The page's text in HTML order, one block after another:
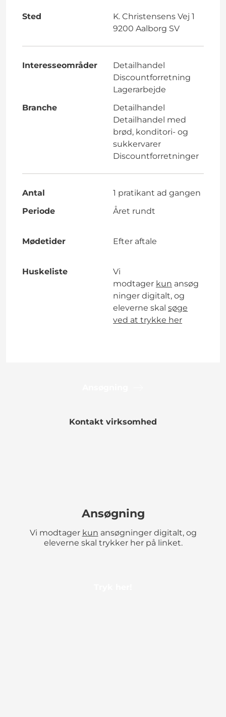
Sted
K. Christensens Vej 1
9200 Aalborg SV
Interesseområder
Detailhandel
Discountforretning
Lagerarbejde
Branche
Detailhandel
Detailhandel med
brød, konditori- og
sukkervarer
Discountforretninger
Antal
1 pratikant ad gangen
Periode
Året rundt
Mødetider Efter aftale
Huskeliste
Vi
modtager kun ansøg
ninger digitalt, og
eleverne skal søge
ved at trykke her
Kontakt virksomhed
Ansøgning
Vi modtager kun ansøgninger digitalt, og
eleverne skal trykker her på linket.